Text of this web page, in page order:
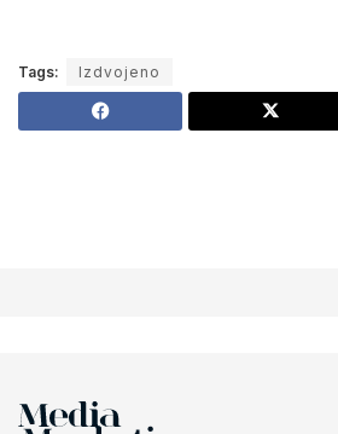
Tags: Izdvojeno